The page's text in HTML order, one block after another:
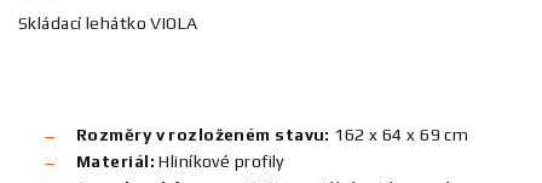
Skládací lehátko VIOLA
Rozměry v rozloženém stavu: 162 x 64 x 69 cm
Materiál: Hliníkové profily